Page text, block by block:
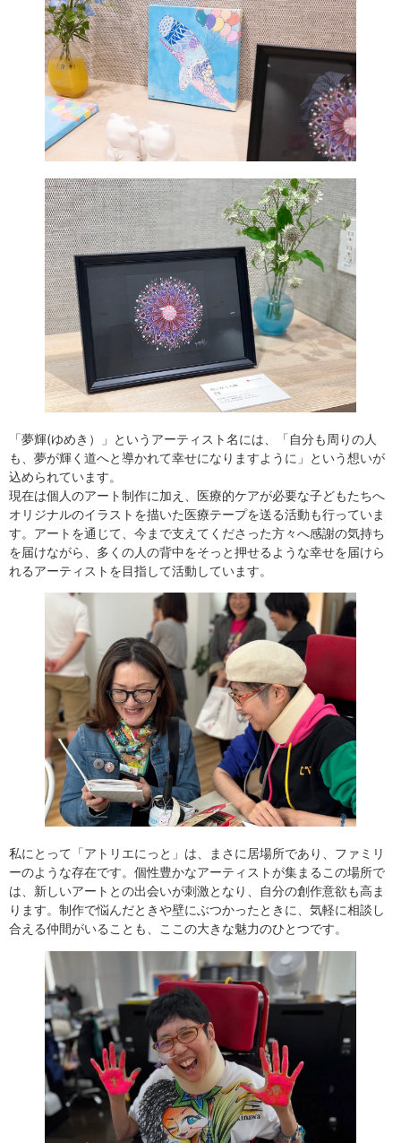
「夢輝(ゆめき）」というアーティスト名には、「自分も周りの人
も、夢が輝く道へと導かれて幸せになりますように」という想いが
込められています。
現在は個人のアート制作に加え、医療的ケアが必要な子どもたちへ
オリジナルのイラストを描いた医療テープを送る活動も行っていま
す。アートを通じて、今まで支えてくださった方々へ感謝の気持ち
を届けながら、多くの人の背中をそっと押せるような幸せを届けら
れるアーティストを目指して活動しています。
私にとって「アトリエにっと」は、まさに居場所であり、ファミリ
ーのような存在です。個性豊かなアーティストが集まるこの場所で
は、新しいアートとの出会いが刺激となり、自分の創作意欲も高ま
ります。制作で悩んだときや壁にぶつかったときに、気軽に相談し
合える仲間がいることも、ここの大きな魅力のひとつです。